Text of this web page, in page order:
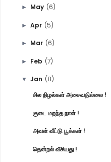
► May (6)
► Apr (5)
► Mar (6)
► Feb (7)
▼ Jan (8)
சில நிழல்கள் அசைவதில்லை !
குடை மறந்த நாள் !
அவள் வீட்டு பூக்கள் !
தென்றல் வீசியது !